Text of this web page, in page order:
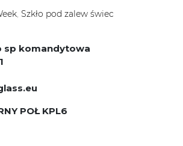
, Szkło pod zalew świec
sp komandytowa
POŁ KPL6